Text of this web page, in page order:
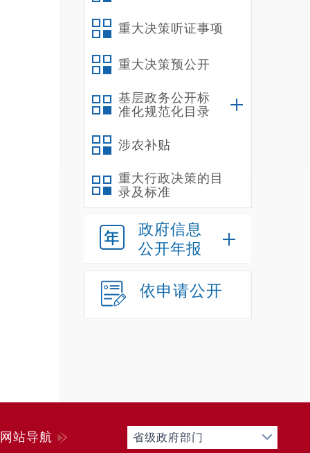
重大决策听证事项
重大决策预公开
基层政务公开标
准化规范化目录
涉农补贴
重大行政决策的目
录及标准
政府信息
公开年报
依申请公开
网站导航 省级政府部门